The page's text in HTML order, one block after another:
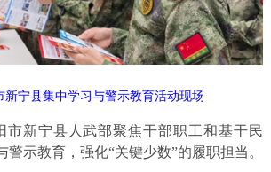
新宁县集中学习与警示教育活动现场
市新宁县人武部聚焦干部职工和基干民
警示教育，强化“关键少数”的履职担当。